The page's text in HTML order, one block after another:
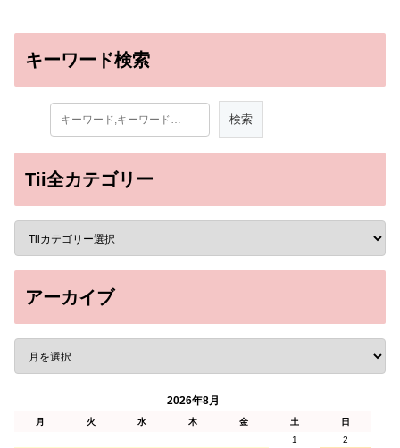
キーワード検索
Tii全カテゴリー
アーカイブ
2026年8月
月 火 水 木 金 土
日
1
2